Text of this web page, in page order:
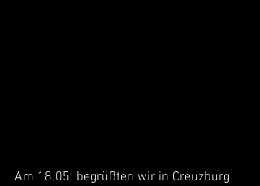
Am 18.05. begrüßten wir in Creuzburg